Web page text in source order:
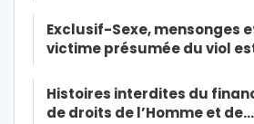
Exclusif-Sexe, mensonges
victime présumée du viol
Histoires interdites du
de droits de l’Homme et de…